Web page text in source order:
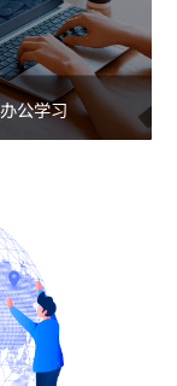
办公学习